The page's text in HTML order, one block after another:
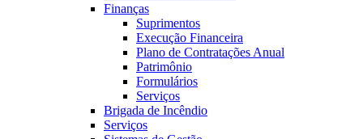
Finanças
Suprimentos
Execução Financeira
Plano de Contratações Anual
Patrimônio
Formulários
Serviços
Brigada de Incêndio
Serviços